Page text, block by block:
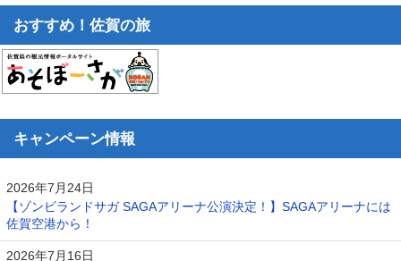
おすすめ！佐賀の旅
キャンペーン情報
2026年7月24日
【ゾンビランドサガ SAGAアリーナ公演決定！】SAGAアリーナには
佐賀空港から！
2026年7月16日